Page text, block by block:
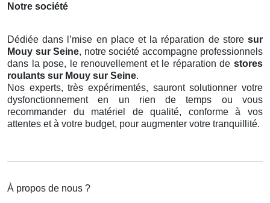
Notre société
Dédiée dans l’mise en place et la réparation de store sur
Mouy sur Seine, notre société accompagne professionnels
dans la pose, le renouvellement et le réparation de stores
roulants sur Mouy sur Seine.
Nos experts, très expérimentés, sauront solutionner votre
dysfonctionnement en un rien de temps ou vous
recommander du matériel de qualité, conforme à vos
attentes et à votre budget, pour augmenter votre tranquillité.
À propos de nous ?